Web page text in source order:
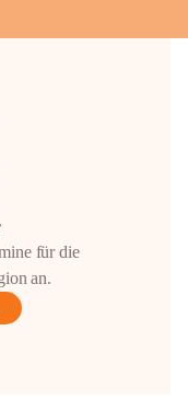
für die
an.